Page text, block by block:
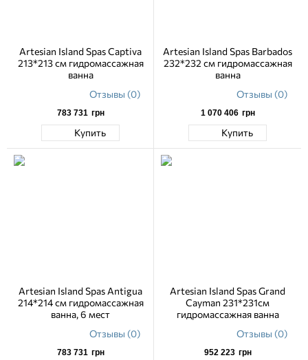
Artesian Island Spas Captiva
213*213 см гидромассажная
ванна
Отзывы (0)
783 731 грн
Купить
Artesian Island Spas Barbados
232*232 см гидромассажная
ванна
Отзывы (0)
1 070 406 грн
Купить
Artesian Island Spas Antigua
214*214 см гидромассажная
ванна, 6 мест
Отзывы (0)
783 731 грн
Artesian Island Spas Grand
Cayman 231*231см
гидромассажная ванна
Отзывы (0)
952 223 грн